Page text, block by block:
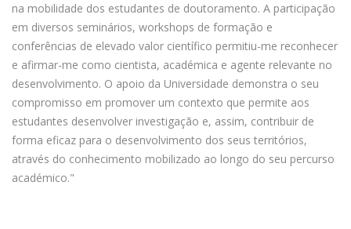
na mobilidade dos estudantes de doutoramento. A participação
em diversos seminários, workshops de formação e
conferências de elevado valor científico permitiu-me reconhecer
e afirmar-me como cientista, académica e agente relevante no
desenvolvimento. ​O apoio da Universidade demonstra o seu
compromisso em promover um contexto que permite aos
estudantes desenvolver investigação e, assim, contribuir de
forma eficaz para o desenvolvimento dos seus territórios,
através do conhecimento mobilizado ao longo do seu percurso
académico."